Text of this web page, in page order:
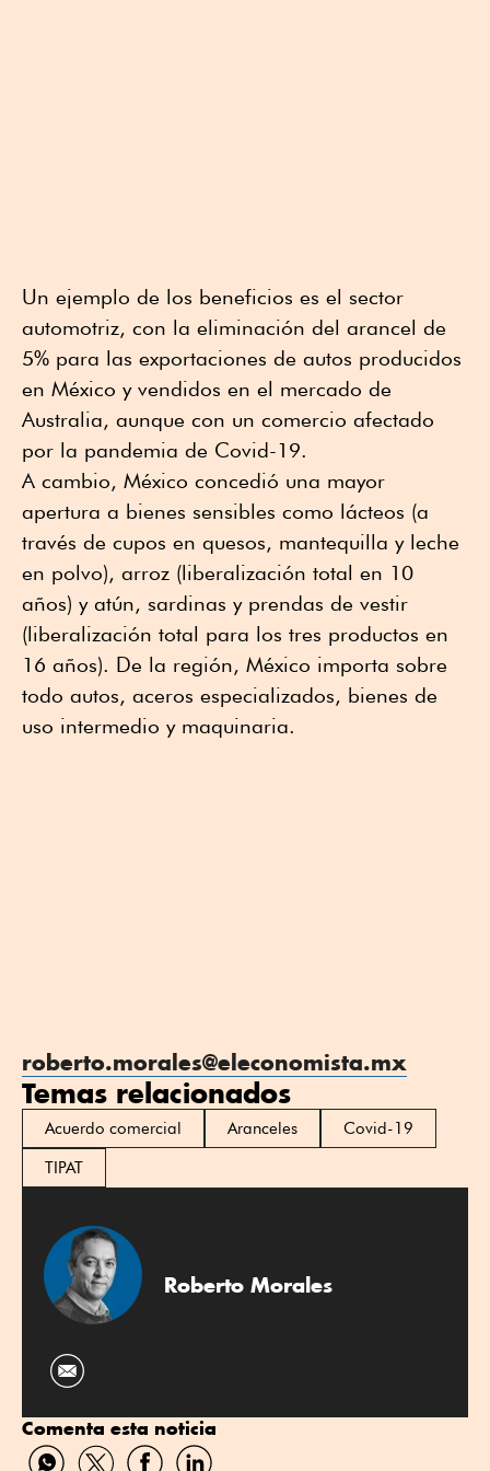
Un ejemplo de los beneficios es el sector
automotriz, con la eliminación del arancel de
5% para las exportaciones de autos producidos
en México y vendidos en el mercado de
Australia, aunque con un comercio afectado
por la pandemia de Covid-19.
A cambio, México concedió una mayor
apertura a bienes sensibles como lácteos (a
través de cupos en quesos, mantequilla y leche
en polvo), arroz (liberalización total en 10
años) y atún, sardinas y prendas de vestir
(liberalización total para los tres productos en
16 años). De la región, México importa sobre
todo autos, aceros especializados, bienes de
uso intermedio y maquinaria.
roberto.morales@eleconomista.mx
Temas relacionados
Acuerdo comercial Aranceles
Covid-19
TIPAT
Roberto Morales
Comenta esta noticia